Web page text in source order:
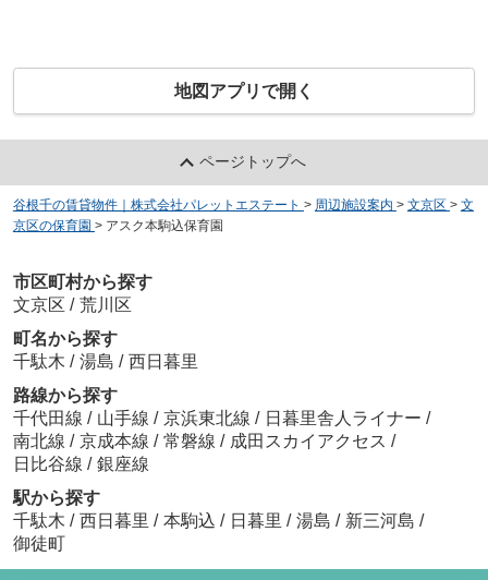
地図アプリで開く
ページトップへ
谷根千の賃貸物件｜株式会社パレットエステート > 周辺施設案内 > 文京区 > 文
京区の保育園 > アスク本駒込保育園
市区町村から探す
文京区 / 荒川区
町名から探す
千駄木 / 湯島 / 西日暮里
路線から探す
千代田線 / 山手線 / 京浜東北線 / 日暮里舎人ライナー /
南北線 / 京成本線 / 常磐線 / 成田スカイアクセス /
日比谷線 / 銀座線
駅から探す
千駄木 / 西日暮里 / 本駒込 / 日暮里 / 湯島 / 新三河島 /
御徒町